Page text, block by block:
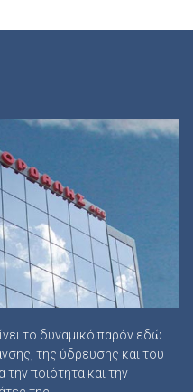
το δυναμικό παρόν εδώ
της ύδρευσης και του
ποιότητα και την